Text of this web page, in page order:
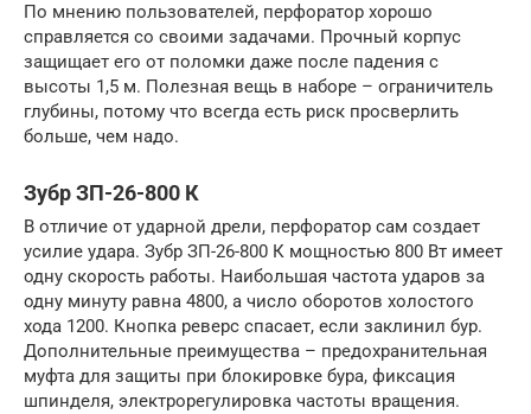
По мнению пользователей, перфоратор хорошо
справляется со своими задачами. Прочный корпус
защищает его от поломки даже после падения с
высоты 1,5 м. Полезная вещь в наборе – ограничитель
глубины, потому что всегда есть риск просверлить
больше, чем надо.
Зубр ЗП-26-800 К
В отличие от ударной дрели, перфоратор сам создает
усилие удара. Зубр ЗП-26-800 К мощностью 800 Вт имеет
одну скорость работы. Наибольшая частота ударов за
одну минуту равна 4800, а число оборотов холостого
хода 1200. Кнопка реверс спасает, если заклинил бур.
Дополнительные преимущества – предохранительная
муфта для защиты при блокировке бура, фиксация
шпинделя, электрорегулировка частоты вращения.